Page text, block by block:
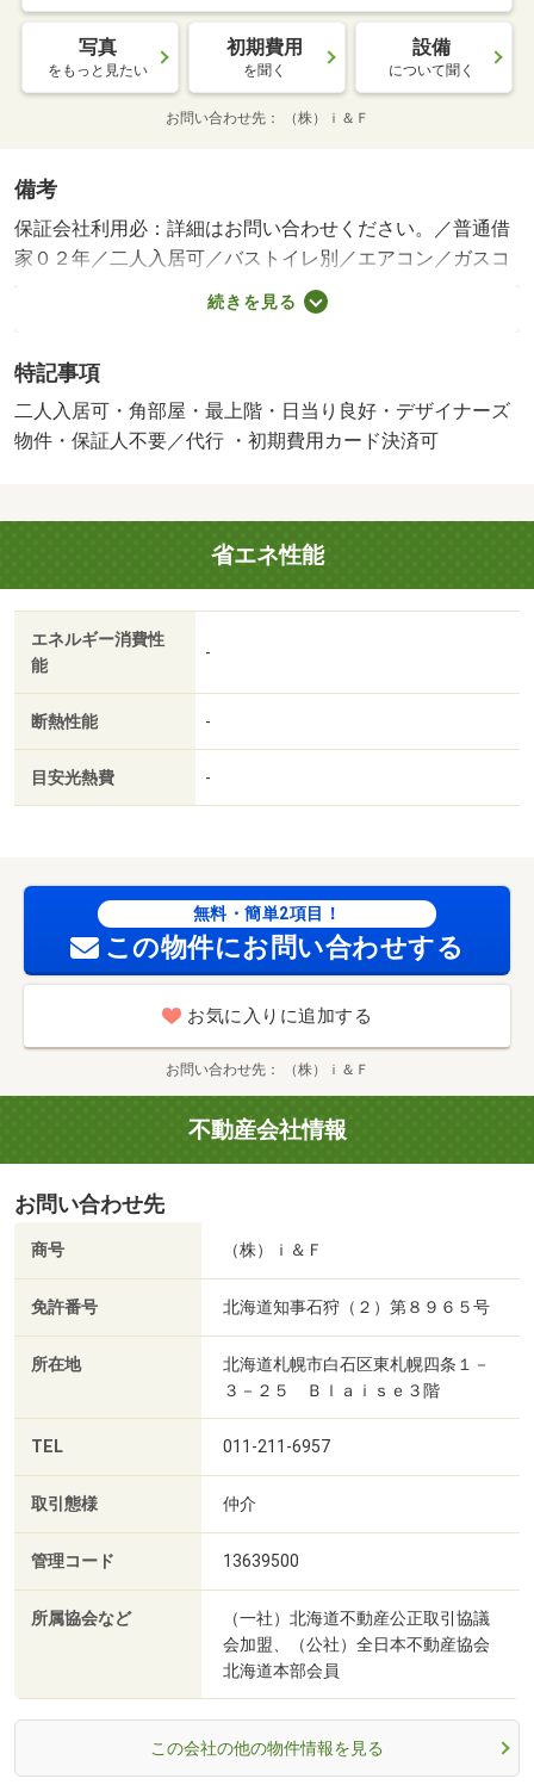
写真
をもっと見たい
初期費用
を聞く
設備
について聞く
お問い合わせ先 （株）ｉ＆Ｆ
備考
保証会社利用必：詳細はお問い合わせください。／普通借
家０２年／二人入居可／バストイレ別／エアコン／ガスコ
ンロ対応／クロゼット／フローリング／ＴＶインターホン
／オートロック／室内洗濯置／陽当り良好／シューズボッ
場／宅配ボックス／ＣＡＴＶ／光ファイバー／即入居可／
２面採光／最上階／ウォークインクロゼット／灯油暖房／
保証人不要／二人入居相談／２４時間緊急通報システム／
以内／敷地内ごみ置き場／プロパンガス／玄関収納／高速
ネット対応／敷金・礼金不要／ＩＴ重説 対応物件／初期
費用カード決済可／まいばすけっと月寒東５条１６丁目店
（スーパー）まで７０８ｍ／東光ストア南郷１３丁目店
（スーパー）まで６４４ｍ／ファミリーマート札幌南郷１
５丁目店（コンビニ）まで１７ｍ／セイコーマート南郷通
通店（ドラッグストア）まで７８６ｍ／ＪＲ千歳線 平和
駅徒歩２３分/賃貸戸数:19戸
続きを見る
特記事項
二人入居可・角部屋・最上階・日当り良好・デザイナーズ
物件・保証人不要／代行 ・初期費用カード決済可
省エネ性能
エネルギー消費性
能
-
断熱性能 -
目安光熱費 -
無料・簡単2項目！
この物件にお問い合わせする
お気に入りに追加する
お問い合わせ先 （株）ｉ＆Ｆ
不動産会社情報
お問い合わせ先
商号 （株）ｉ＆Ｆ
免許番号 北海道知事石狩（２）第８９６５号
所在地
北海道札幌市白石区東札幌四条１－
３－２５ Ｂｌａｉｓｅ３階
TEL 011-211-6957
取引態様 仲介
管理コード 13639500
所属協会など
（一社）北海道不動産公正取引協議
会加盟、（公社）全日本不動産協会
北海道本部会員
この会社の他の物件情報を見る